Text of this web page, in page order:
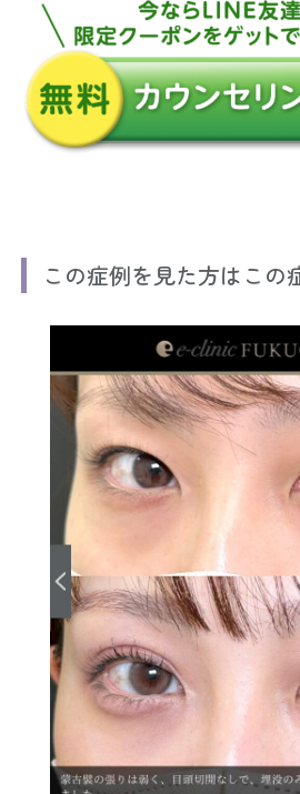
この症例を見た方はこの